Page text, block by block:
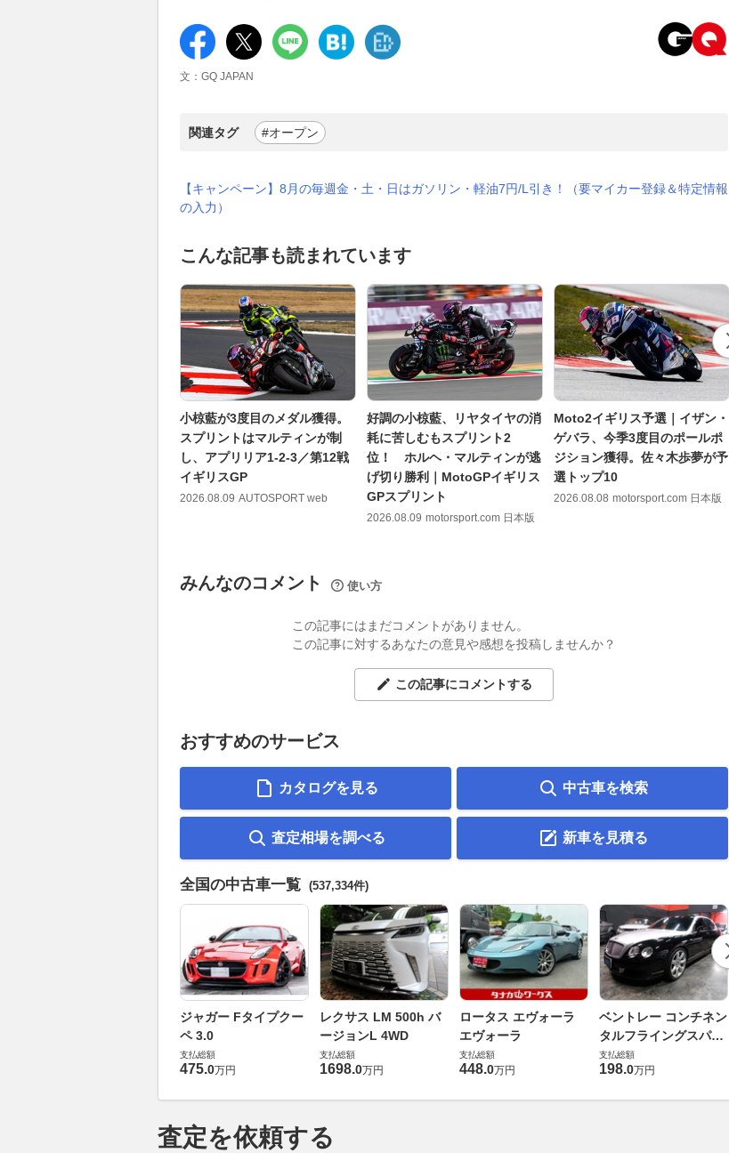
文：GQ JAPAN
関連タグ #オープン
【キャンペーン】8月の毎週金・土・日はガソリン・軽油7円/L引き！（要マイカー登録＆特定情報
の入力）
こんな記事も読まれています
小椋藍が3度目のメダル獲得。
スプリントはマルティンが制
し、アプリリア1-2-3／第12戦
イギリスGP
2026.08.09 AUTOSPORT web
好調の小椋藍、リヤタイヤの消
耗に苦しむもスプリント2
位！ ホルヘ・マルティンが逃
げ切り勝利｜MotoGPイギリス
GPスプリント
2026.08.09 motorsport.com 日本版
Moto2イギリス予選｜イザン・
ゲバラ、今季3度目のポールポ
ジション獲得。佐々木歩夢が予
選トップ10
2026.08.08 motorsport.com 日本版
みんなのコメント 使い方
この記事にはまだコメントがありません。
この記事に対するあなたの意見や感想を投稿しませんか？
この記事にコメントする
おすすめのサービス
カタログを見る 中古車を検索
査定相場を調べる 新車を見積る
全国の中古車一覧 (537,334件)
ジャガー Fタイプクー
ペ 3.0
支払総額
475.0万円
レクサス LM 500h バ
ージョンL 4WD
支払総額
1698.0万円
ロータス エヴォーラ
エヴォーラ
支払総額
448.0万円
ベントレー コンチネン
タルフライングスパー
6.0 4WD
支払総額
198.0万円
査定を依頼する